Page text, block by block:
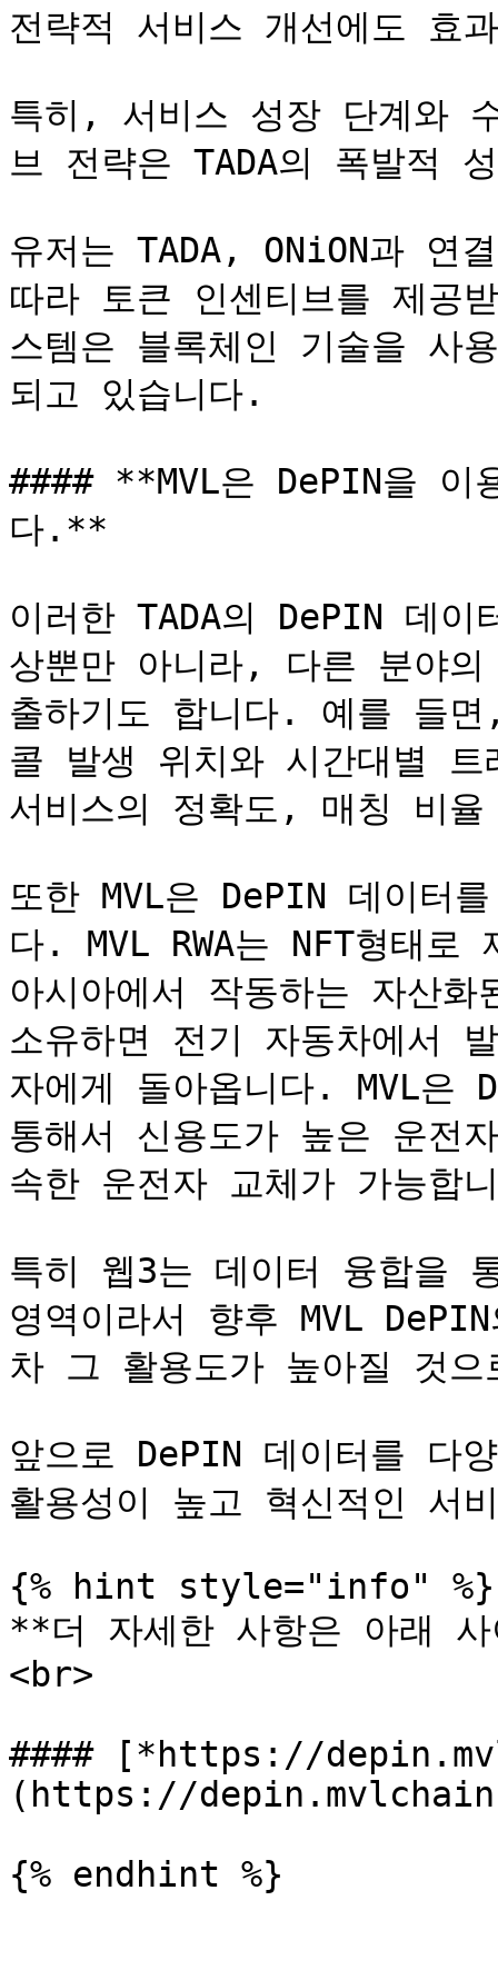
전략적 서비스 개선에도 효
특히, 서비스 성장 단계와
브 전략은 TADA의 폭발적
유저는 TADA, ONiON과
따라 토큰 인센티브를 제공
스템은 블록체인 기술을 사
되고 있습니다.
#### **MVL은 DePIN을 이
다.**
이러한 TADA의 DePIN 데
상뿐만 아니라, 다른 분야
출하기도 합니다. 예를 들
콜 발생 위치와 시간대별
서비스의 정확도, 매칭 비
또한 MVL은 DePIN 데이터
다. MVL RWA는 NFT형태
아시아에서 작동하는 자산
소유하면 전기 자동차에서
자에게 돌아옵니다. MVL은
통해서 신용도가 높은 운전
속한 운전자 교체가 가능합
특히 웹3는 데이터 융합을
영역이라서 향후 MVL
차 그 활용도가 높아질 것으
앞으로 DePIN 데이터를 다
활용성이 높고 혁신적인 서
{% hint style="info" %}
**더 자세한 사항은 아래
<br>
#### [*https://
(https://